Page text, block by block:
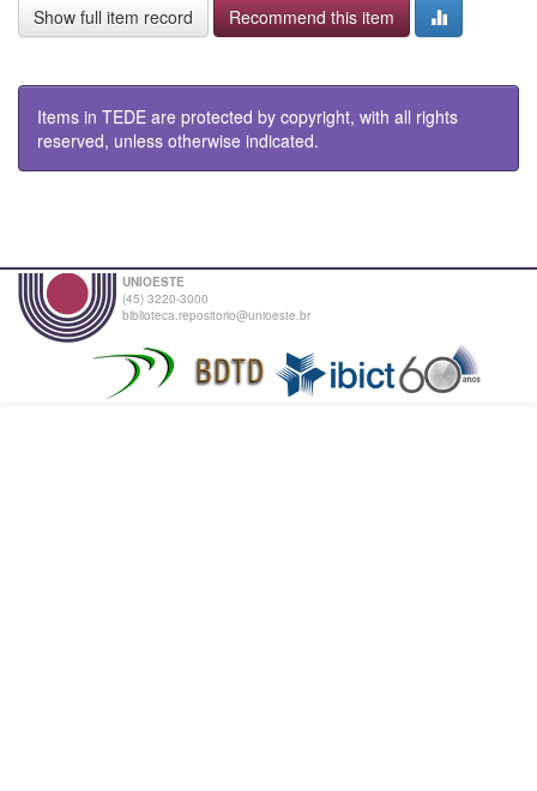
Show full item record Recommend this item
Items in TEDE are protected by copyright, with all rights
reserved, unless otherwise indicated.
UNIOESTE
(45) 3220-3000
biblioteca.repositorio@unioeste.br